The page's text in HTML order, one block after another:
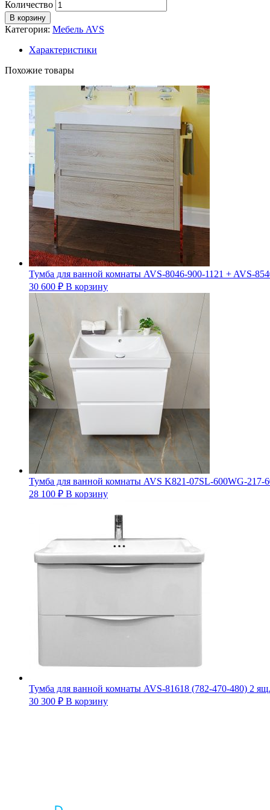
Количество
В корзину
Категория: Мебель AVS
Характеристики
Похожие товары
Тумба для ванной комнаты AVS-8046-900-1121 + AVS-
30 600 ₽ В корзину
Тумба для ванной комнаты AVS K821-07SL-600WG-
28 100 ₽ В корзину
Тумба для ванной комнаты AVS-81618 (782-470-480) 2
30 300 ₽ В корзину